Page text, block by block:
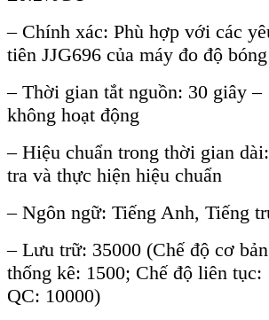
– Chính xác: Phù hợp với các
tiên JJG696 của máy đo độ bóng
– Thời gian tắt nguồn: 30 giây
không hoạt động
– Hiệu chuẩn trong thời gian
tra và thực hiện hiệu chuẩn
– Ngôn ngữ: Tiếng Anh, Tiếng
– Lưu trữ: 35000 (Chế độ cơ
thống kê: 1500; Chế độ liên tục:
QC: 10000)